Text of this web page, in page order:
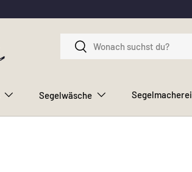
Suchen
Suchen
Segelwäsche Segelmacherei